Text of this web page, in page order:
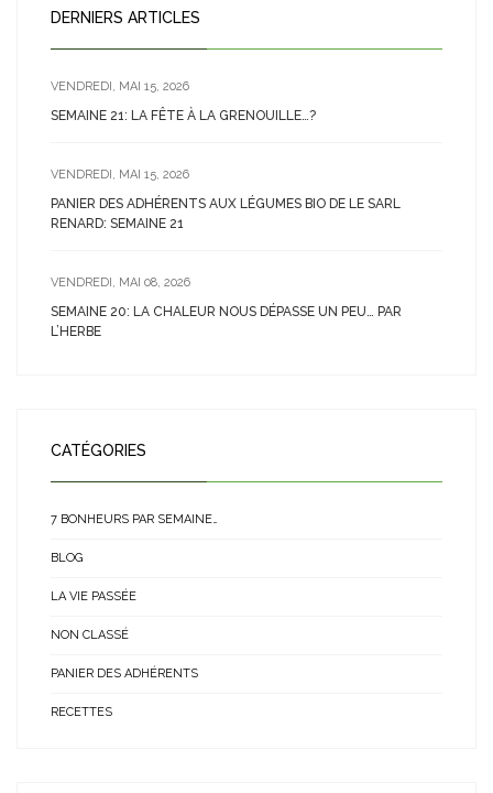
DERNIERS ARTICLES
VENDREDI, MAI 15, 2026
SEMAINE 21: LA FÊTE À LA GRENOUILLE…?
VENDREDI, MAI 15, 2026
PANIER DES ADHÉRENTS AUX LÉGUMES BIO DE LE SARL
RENARD: SEMAINE 21
VENDREDI, MAI 08, 2026
SEMAINE 20: LA CHALEUR NOUS DÉPASSE UN PEU… PAR
L’HERBE
CATÉGORIES
7 BONHEURS PAR SEMAINE…
BLOG
LA VIE PASSÉE
NON CLASSÉ
PANIER DES ADHÉRENTS
RECETTES